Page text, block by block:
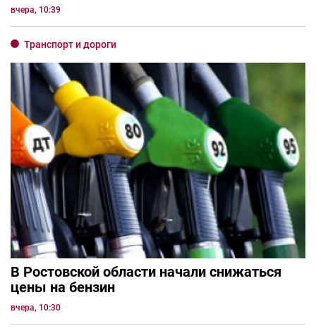
вчера, 10:39
Транспорт и дороги
В Ростовской области начали снижаться
цены на бензин
вчера, 10:30